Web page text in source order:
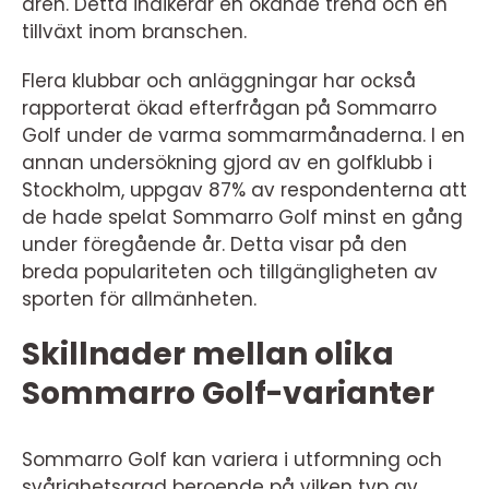
tillväxt inom branschen.
Flera klubbar och anläggningar har också
rapporterat ökad efterfrågan på Sommarro
Golf under de varma sommarmånaderna. I en
annan undersökning gjord av en golfklubb i
Stockholm, uppgav 87% av respondenterna att
de hade spelat Sommarro Golf minst en gång
under föregående år. Detta visar på den
breda populariteten och tillgängligheten av
sporten för allmänheten.
Skillnader mellan olika
Sommarro Golf-varianter
Sommarro Golf kan variera i utformning och